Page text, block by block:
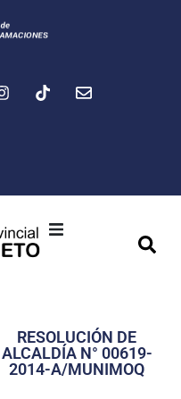
Transparencia
RESOLUCIÓN DE
ALCALDÍA N° 00619-
2014-A/MUNIMOQ